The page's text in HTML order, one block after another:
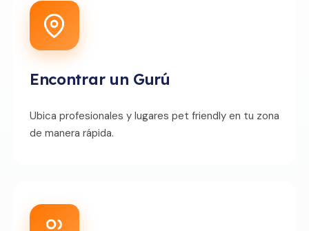
Encontrar un Gurú
Ubica profesionales y lugares pet friendly en tu zona
de manera rápida.